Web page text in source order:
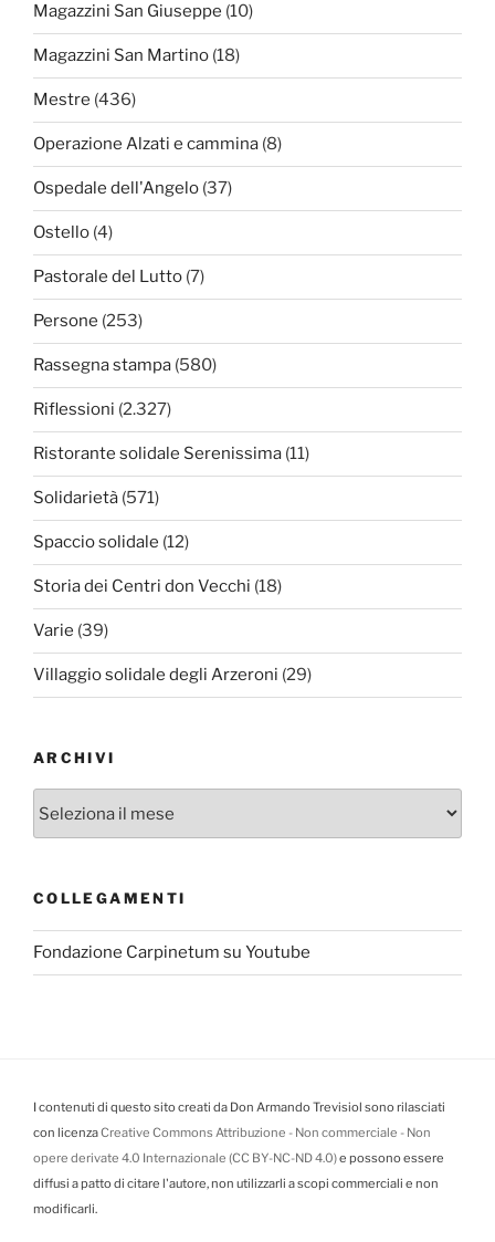
Magazzini San Giuseppe (10)
Magazzini San Martino (18)
Mestre (436)
Operazione Alzati e cammina (8)
Ospedale dell'Angelo (37)
Ostello (4)
Pastorale del Lutto (7)
Persone (253)
Rassegna stampa (580)
Riflessioni (2.327)
Ristorante solidale Serenissima (11)
Solidarietà (571)
Spaccio solidale (12)
Storia dei Centri don Vecchi (18)
Varie (39)
Villaggio solidale degli Arzeroni (29)
ARCHIVI
Archivi
COLLEGAMENTI
Fondazione Carpinetum su Youtube
I contenuti di questo sito creati da Don Armando Trevisiol sono rilasciati
con licenzaCreative Commons Attribuzione - Non commerciale - Non
opere derivate 4.0 Internazionale (CC BY-NC-ND 4.0)e possono essere
diffusi a patto di citare l'autore, non utilizzarli a scopi commerciali e non
modificarli.